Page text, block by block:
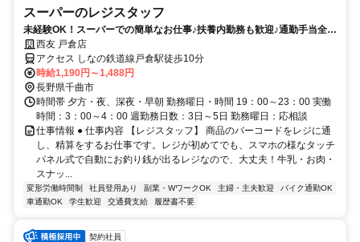
スーパーのレジスタッフ
未経験OK！スーパーでの簡単なお仕事♪扶養内勤務も歓迎♪通勤手当全額
支給／社員買物割引有
西友 戸倉店
アクセス しなの鉄道線戸倉駅徒歩10分
時給1,190円～1,488円
長野県千曲市
時間帯 夕方・夜、深夜・早朝 勤務曜日・時間 19：00～23：00 実働
時間：3：00～4：00 週勤務日数：3日～5日 勤務曜日：応相談
仕事情報 ● 仕事内容 【レジスタッフ】 商品のバーコードをレジに通
し、精算をするお仕事です。レジが初めてでも、スマホの様なタッチ
パネル式で自動にお釣り銭が出るレジなので、大丈夫！牛乳・お肉・
スナッ...
変形労働時間制 社員登用あり 副業・WワークOK 主婦・主夫歓迎
バイク通勤OK
車通勤OK
学生歓迎 交通費支給 履歴書不要
契約社員